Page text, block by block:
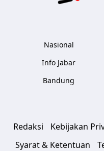
Nasional
Info Jabar
Bandung
Redaksi Kebijakan
Syarat & Ketentuan